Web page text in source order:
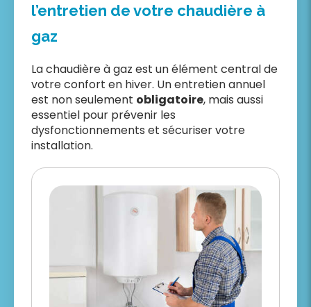
l’entretien de votre chaudière à
gaz
La chaudière à gaz est un élément central de
votre confort en hiver. Un entretien annuel
est non seulement obligatoire, mais aussi
essentiel pour prévenir les
dysfonctionnements et sécuriser votre
installation.